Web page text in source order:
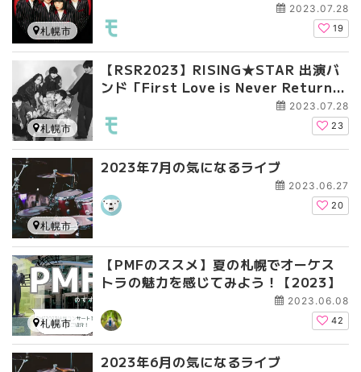
2023.07.28
19
札幌市
【RSR2023】RISING★STAR 出演バ
ンド「First Love is Never Returne
2023.07.28
23
札幌市
2023年7月の気になるライブ
2023.06.27
20
札幌市
【PMFのススメ】夏の札幌でオーケス
トラの魅力を感じてみよう！【2023】
2023.06.08
42
札幌市
2023年6月の気になるライブ